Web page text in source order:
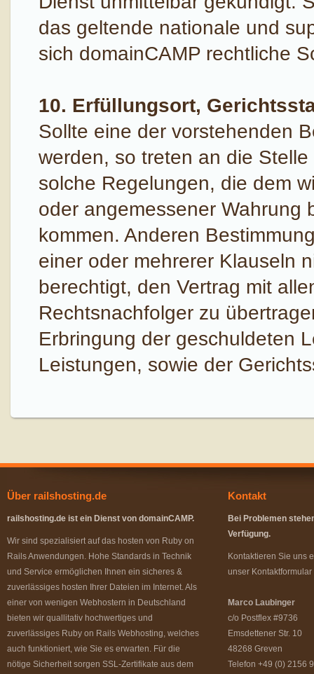
das geltende nationale und
sich domainCAMP rechtliche
10. Erfüllungsort,
Sollte eine der vorstehenden
werden, so treten an die
solche Regelungen, die dem
oder angemessener Wahrung
kommen. Anderen
einer oder mehrerer Klauseln
berechtigt, den Vertrag mit
Rechtsnachfolger zu
Erbringung der geschuldeten
Leistungen, sowie der
Über railshosting.de
railshosting.de ist ein Dienst von domainCAMP.
Wir sind spezialisiert auf das hosten von Ruby on
Rails Anwendungen. Hohe Standards in Technik
und Service ermöglichen Ihnen ein sicheres &
zuverlässiges hosten Ihrer Dateien im Internet. Als
einer von wenigen Webhostern in Deutschland
bieten wir quallitativ hochwertiges und
zuverlässiges Ruby on Rails Webhosting, welches
auch funktioniert, wie Sie es erwarten. Für die
nötige Sicherheit sorgen SSL-Zertifikate aus dem
Kontakt
Bei Problemen
Verfügung.
Kontaktieren Sie uns
unser
Marco Laubinger
c/o Postflex #9736
Emsdettener Str. 10
48268 Greven
Telefon +49 (0) 2156